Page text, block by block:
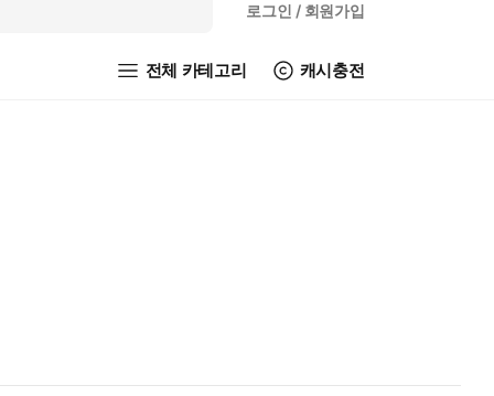
로그인 / 회원가입
전체 카테고리 캐시충전